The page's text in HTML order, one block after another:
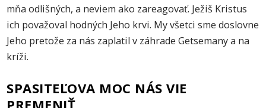
mňa odlišných, a neviem ako zareagovať. Ježiš Kristus
ich považoval hodných Jeho krvi. My všetci sme doslovne
Jeho pretože za nás zaplatil v záhrade Getsemany a na
kríži.
SPASITEĽOVA MOC NÁS VIE